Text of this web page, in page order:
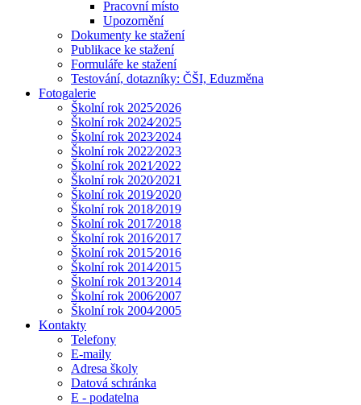
Pracovní místo
Upozornění
Dokumenty ke stažení
Publikace ke stažení
Formuláře ke stažení
Testování, dotazníky: ČŠI, Eduzměna
Fotogalerie
Školní rok 2025⁄2026
Školní rok 2024⁄2025
Školní rok 2023⁄2024
Školní rok 2022⁄2023
Školní rok 2021⁄2022
Školní rok 2020⁄2021
Školní rok 2019⁄2020
Školní rok 2018⁄2019
Školní rok 2017⁄2018
Školní rok 2016⁄2017
Školní rok 2015⁄2016
Školní rok 2014⁄2015
Školní rok 2013⁄2014
Školní rok 2006⁄2007
Školní rok 2004⁄2005
Kontakty
Telefony
E-maily
Adresa školy
Datová schránka
E - podatelna